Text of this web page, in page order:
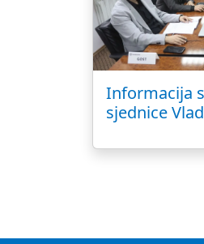
Informacija
sjednice